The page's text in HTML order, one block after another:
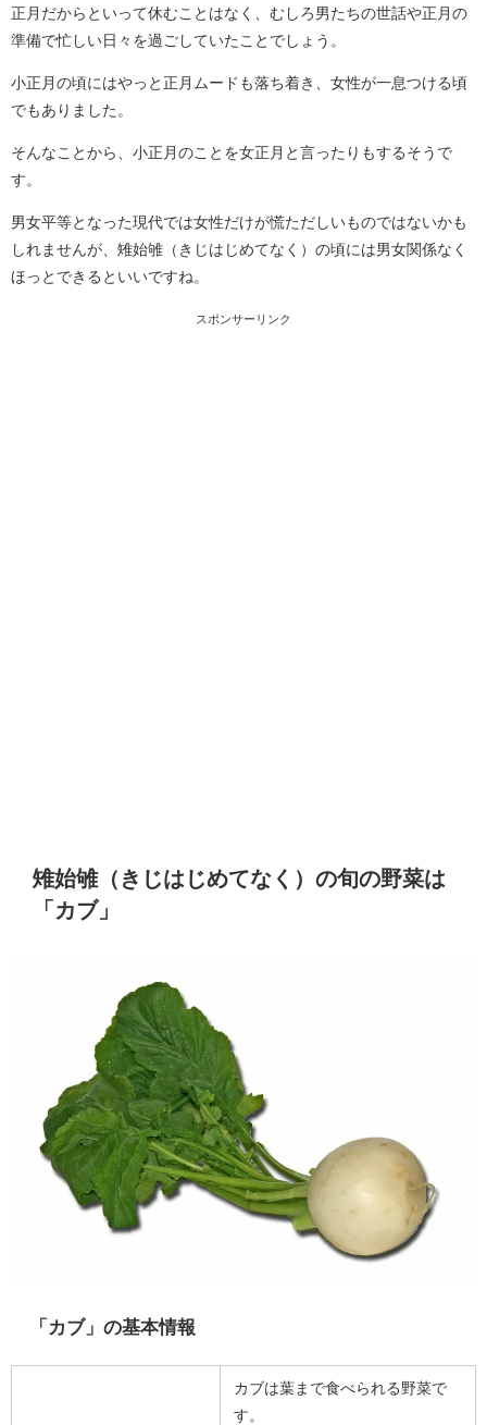
正月だからといって休むことはなく、むしろ男たちの世話や正月の
準備で忙しい日々を過ごしていたことでしょう。
小正月の頃にはやっと正月ムードも落ち着き、女性が一息つける頃
でもありました。
そんなことから、小正月のことを女正月と言ったりもするそうで
す。
男女平等となった現代では女性だけが慌ただしいものではないかも
しれませんが、雉始雊（きじはじめてなく）の頃には男女関係なく
ほっとできるといいですね。
スポンサーリンク
雉始雊（きじはじめてなく）の旬の野菜は
「カブ」
「カブ」の基本情報
カブは葉まで食べられる野菜で
す。